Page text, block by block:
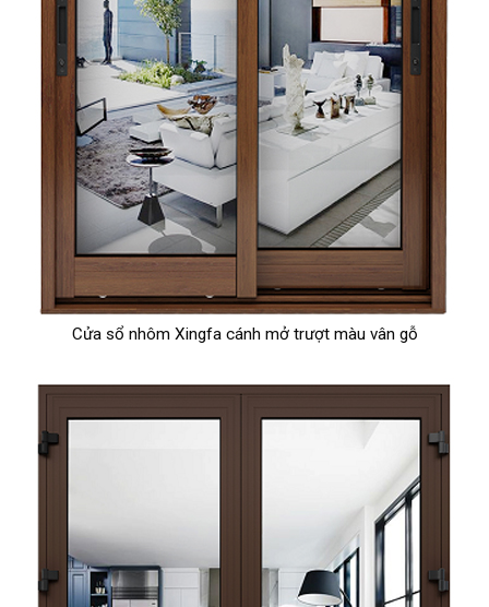
Cửa sổ nhôm Xingfa cánh mở trượt màu vân gỗ